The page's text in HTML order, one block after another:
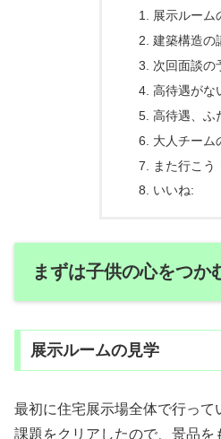
展示ルーム
建築構造の
次回面談の
高待遇がな
高待遇、ふ
大人チーム
また行こう
いいね:
まずは子供の心をつか
展示ルームの見学
最初に住宅展示場全体で行って
課題をクリアしたので、景品を